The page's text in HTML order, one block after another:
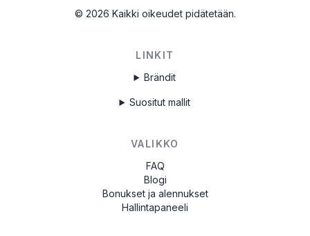
© 2026 Kaikki oikeudet pidätetään.
LINKIT
Brändit
Suositut mallit
VALIKKO
FAQ
Blogi
Bonukset ja alennukset
Hallintapaneeli